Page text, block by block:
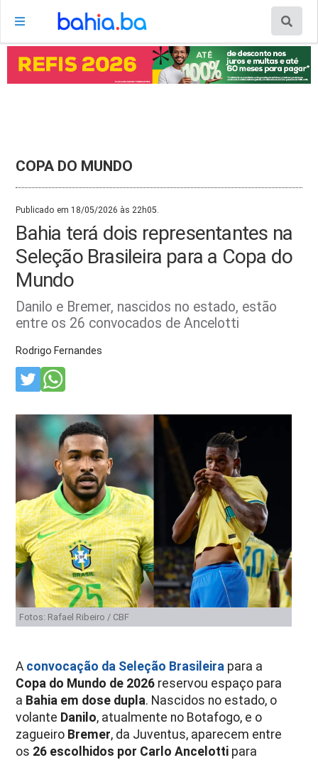
COPA DO MUNDO
Publicado em 18/05/2026 às 22h05.
Bahia terá dois representantes na
Seleção Brasileira para a Copa do
Mundo
Danilo e Bremer, nascidos no estado, estão
entre os 26 convocados de Ancelotti
Rodrigo Fernandes
Fotos: Rafael Ribeiro / CBF
A convocação da Seleção Brasileira para a
Copa do Mundo de 2026 reservou espaço para
a Bahia em dose dupla. Nascidos no estado, o
volante Danilo, atualmente no Botafogo, e o
zagueiro Bremer, da Juventus, aparecem entre
os 26 escolhidos por Carlo Ancelotti para